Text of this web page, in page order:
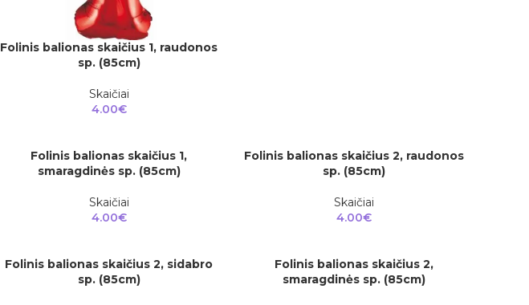
Į KREPŠELĮ
Folinis balionas skaičius 1, raudonos
sp. (85cm)
Skaičiai
4.00€
Į KREPŠELĮFolinis balionas skaičius 1,
smaragdinės sp. (85cm)
Skaičiai
4.00€
Į KREPŠELĮ
Folinis balionas skaičius 2, raudonos
sp. (85cm)
Skaičiai
4.00€
Į KREPŠELĮ
Folinis balionas skaičius 2, sidabro
sp. (85cm)
Į KREPŠELĮFolinis balionas skaičius 2,
smaragdinės sp. (85cm)